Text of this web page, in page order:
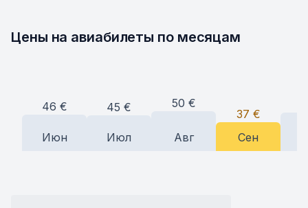
Цены на авиабилеты по месяцам
46 €
Июн
45 €
Июл
50 €
Авг
37 €
Сен